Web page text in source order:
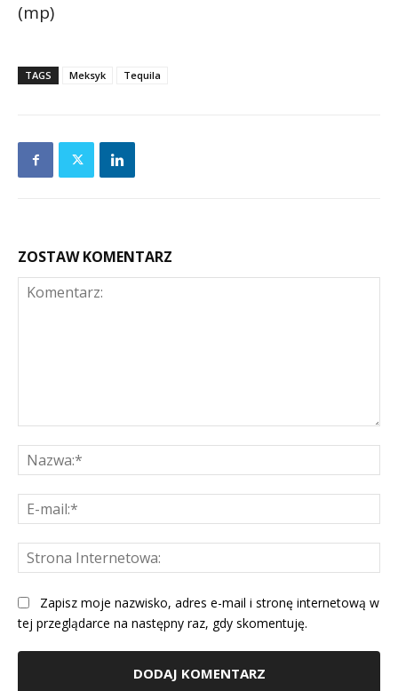
(mp)
TAGS Meksyk Tequila
ZOSTAW KOMENTARZ
Zapisz moje nazwisko, adres e-mail i stronę internetową w
tej przeglądarce na następny raz, gdy skomentuję.